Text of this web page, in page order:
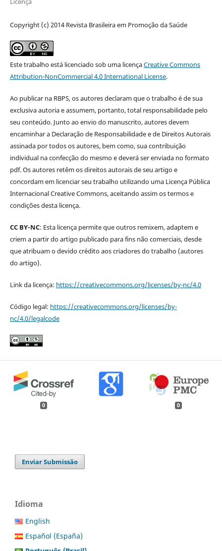
Copyright (c) 2014 Revista Brasileira em Promoção da Saúde
Este trabalho está licenciado sob uma licençaCreative Commons
Attribution-NonCommercial 4.0 International License.
Ao publicar na RBPS, os autores declaram que o trabalho é de sua
exclusiva autoria e assumem, portanto, total responsabilidade pelo
seu conteúdo. Junto ao envio do manuscrito, autores devem
encaminhar a Declaração de Responsabilidade e de Direitos Autorais
assinada por todos os autores, bem como, sua contribuição
individual na confecção do mesmo e deverá ser enviada no formato
pdf. Os autores retêm os direitos autorais de seu artigo e
concordam em licenciar seu trabalho utilizando uma Licença Pública
Internacional Creative Commons, aceitando assim os termos e
condições desta licença.
CC BY-NC: Esta licença permite que outros remixem, adaptem e
criem a partir do artigo publicado para fins não comerciais, desde
que atribuam o devido crédito aos criadores do trabalho (autores
do artigo).
Link da licença: https://creativecommons.org/licenses/by-nc/4.0
Código legal: https://creativecommons.org/licenses/by-
nc/4.0/legalcode
0 0
Enviar Submissão
Idioma
English
Español (España)